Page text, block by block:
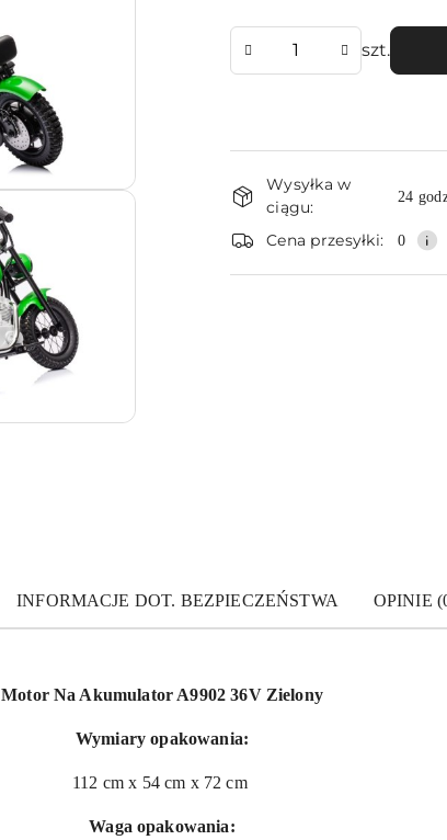
szt.
i
dostawa
Wysyłka w
ciągu:
24
Cena przesyłki: 0
INFORMACJE DOT. BEZPIECZEŃSTWA OPINIE
Motor Na Akumulator A9902 36V Zielony
Wymiary opakowania:
112 cm x 54 cm x 72 cm
Waga opakowania: